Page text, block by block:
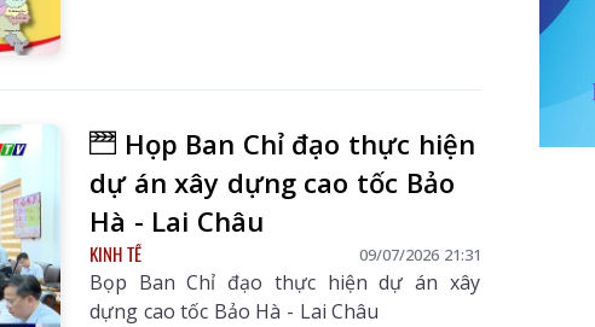
Họp Ban Chỉ đạo thực hiện
dự án xây dựng cao tốc Bảo
Hà - Lai Châu
KINH TẾ 09/07/2026 21:31
Bọp Ban Chỉ đạo thực hiện dự án xây
dựng cao tốc Bảo Hà - Lai Châu